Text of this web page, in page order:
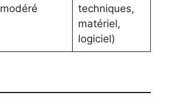
modéré
techniques,
matériel,
logiciel)